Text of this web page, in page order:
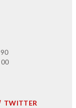
90
00
TWITTER